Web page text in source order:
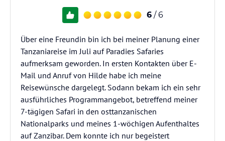
6 / 6
Über eine Freundin bin ich bei meiner Planung einer
Tanzaniareise im Juli auf Paradies Safaries
aufmerksam geworden. In ersten Kontakten über E-
Mail und Anruf von Hilde habe ich meine
Reisewünsche dargelegt. Sodann bekam ich ein sehr
ausführliches Programmangebot, betreffend meiner
7-tägigen Safari in den osttanzanischen
Nationalparks und meines 1-wöchigen Aufenthaltes
auf Zanzibar. Dem konnte ich nur begeistert